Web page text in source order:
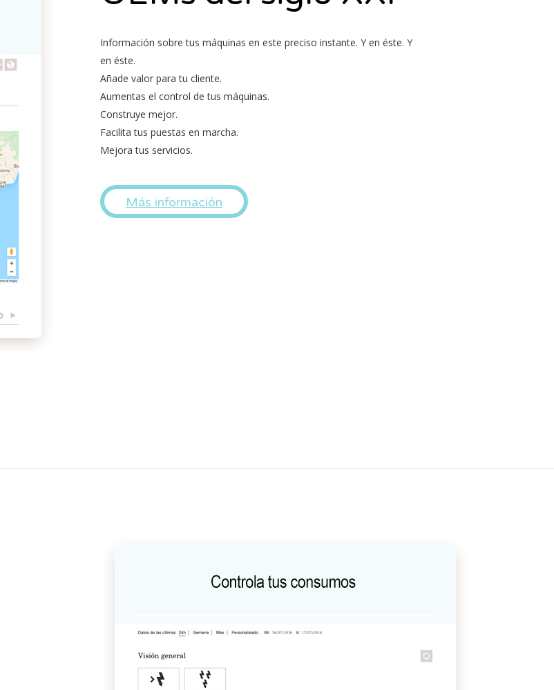
Información sobre tus máquinas en este preciso instante. Y en éste. Y
en éste.
Añade valor para tu cliente.
Aumentas el control de tus máquinas.
Construye mejor.
Facilita tus puestas en marcha.
Mejora tus servicios.
Más información